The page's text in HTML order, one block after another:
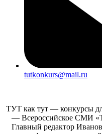
tutkonkurs@mail.ru
ТУТ как тут — конкурсы
— Всероссийское СМИ
Главный редактор